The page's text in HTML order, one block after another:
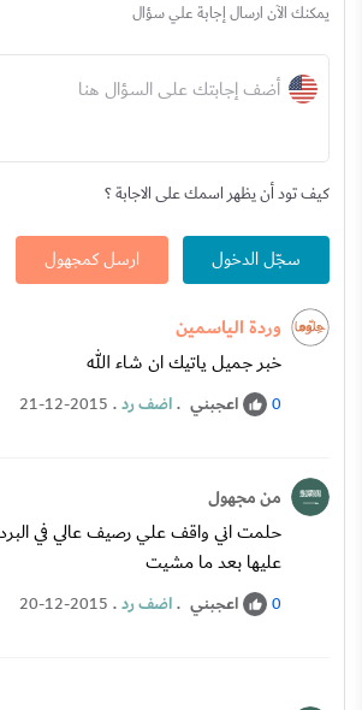
يمكنك الآن ارسال إجابة علي سؤال
أضف إجابتك على السؤال هنا
كيف تود أن يظهر اسمك على الاجابة ؟
سجّل الدخول ارسل كمجهول
وردة الياسمين
خبر جميل ياتيك ان شاء الله
0 اعجبني .اضف رد.
21-12-2015
من مجهول
حلمت اني واقف علي رصيف عالي في
عليها بعد ما مشيت
0 اعجبني .اضف رد.
20-12-2015